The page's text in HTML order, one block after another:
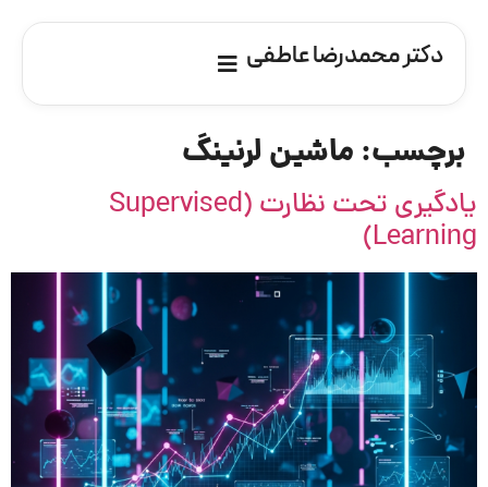
دکتر محمدرضا عاطفی
برچسب: ماشین لرنینگ
یادگیری تحت نظارت (Supervised
Learning)